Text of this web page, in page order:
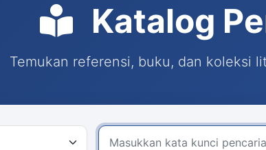
Katalog
Temukan referensi, buku, dan koleksi